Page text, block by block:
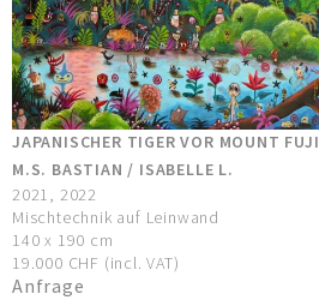
JAPANISCHER TIGER VOR MOUNT FUJI
M.S. BASTIAN / ISABELLE L.
2021, 2022
Mischtechnik auf Leinwand
140 x 190 cm
19.000 CHF (incl. VAT)
Anfrage